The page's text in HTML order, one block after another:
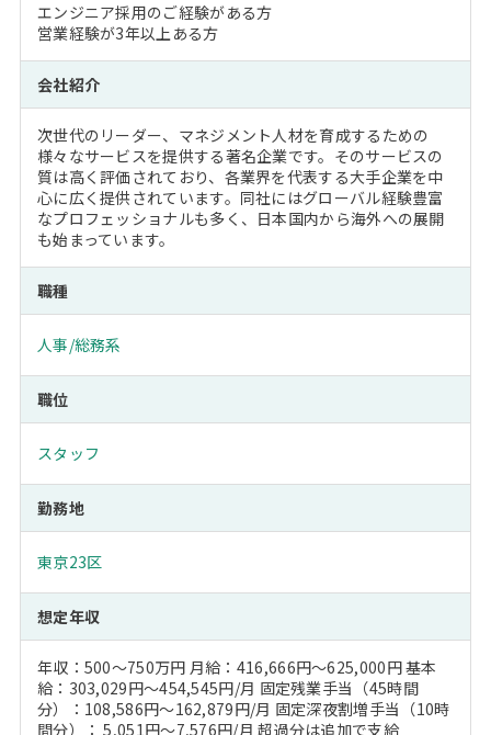
エンジニア採用のご経験がある方
営業経験が3年以上ある方
会社紹介
次世代のリーダー、マネジメント人材を育成するための
様々なサービスを提供する著名企業です。そのサービスの
質は高く評価されており、各業界を代表する大手企業を中
心に広く提供されています。同社にはグローバル経験豊富
なプロフェッショナルも多く、日本国内から海外への展開
も始まっています。
職種
人事/総務系
職位
スタッフ
勤務地
東京23区
想定年収
年収：500～750万円 月給：416,666円～625,000円 基本
給：303,029円～454,545円/月 固定残業手当（45時間
分）：108,586円～162,879円/月 固定深夜割増手当（10時
間分）： 5,051円～7,576円/月 超過分は追加で支給